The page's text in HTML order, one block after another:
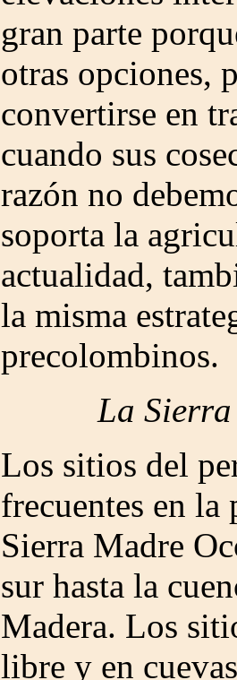
gran parte
otras opciones,
convertirse en
cuando sus
razón no
soporta la
actualidad,
la misma
precolombinos.
La
Los sitios del
frecuentes en la
Sierra Madre
sur hasta la
Madera. Los
libre y en